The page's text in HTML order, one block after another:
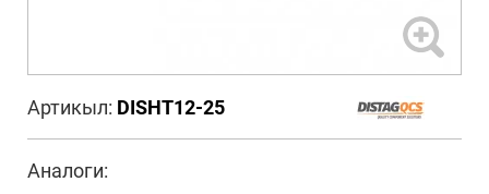
Артикыл: DISHT12-25
Аналоги: